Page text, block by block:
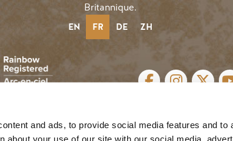
and ads, to provide social media features and to
about your use of our site with our social media,
Britannique.
EN FR DE ZH
LIENS